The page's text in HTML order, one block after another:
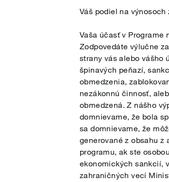
Váš podiel na
Vaša účasť v Programe
Zodpovedáte výlučne
strany vás alebo vášho
špinavých peňazí,
obmedzenia,
nezákonnú činnosť,
obmedzená. Z nášho
domnievame, že bola
sa domnievame, že
generované z obsahu
programu, ak ste
ekonomických sankcií,
zahraničných vecí